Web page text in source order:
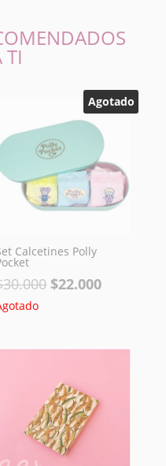
TI
Agotado
Calcetines Polly
30.000 El
era:
$22.000El
es: